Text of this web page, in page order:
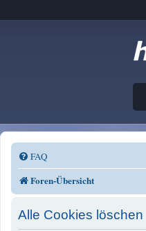
FAQ
Foren-Übersicht
Alle Cookies löschen